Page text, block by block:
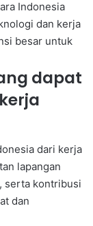
Indonesia
dan kerja
besar untuk
dapat
dari kerja
lapangan
serta kontribusi
dan